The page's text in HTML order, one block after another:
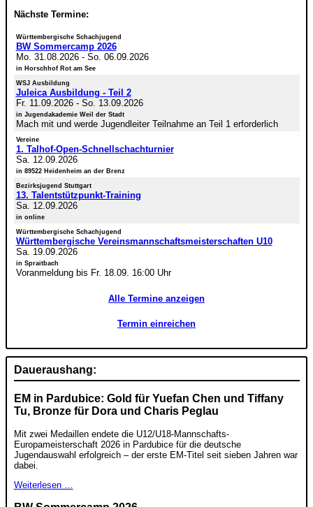
Nächste Termine:
Württembergische Schachjugend
BW Sommercamp 2026
Mo. 31.08.2026- So. 06.09.2026
in Horschhof Rot am See
WSJ Ausbildung
Juleica Ausbildung - Teil 2
Fr. 11.09.2026- So. 13.09.2026
in Jugendakademie Weil der Stadt
Mach mit und werde Jugendleiter Teilnahme an Teil 1 erforderlich
Vereine
1. Talhof-Open-Schnellschachturnier
Sa. 12.09.2026
in 89522 Heidenheim an der Brenz
Bezirksjugend Stuttgart
13. Talentstützpunkt-Training
Sa. 12.09.2026
in online
Württembergische Schachjugend
Württembergische Vereinsmannschaftsmeisterschaften U10
Sa. 19.09.2026
in Spraitbach
Voranmeldung bis Fr. 18.09. 16:00 Uhr
Alle Termine anzeigen
Termin einreichen
Daueraushang:
EM in Pardubice: Gold für Yuefan Chen und Tiffany
Tu, Bronze für Dora und Charis Peglau
Mit zwei Medaillen endete die U12/U18-Mannschafts-
Europameisterschaft 2026 in Pardubice für die deutsche
Jugendauswahl erfolgreich – der erste EM-Titel seit sieben Jahren war
dabei.
Weiterlesen …